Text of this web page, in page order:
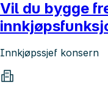
Vil du bygge
Innkjøpssjef konsern